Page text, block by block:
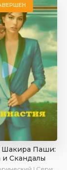
Шакира Паши:
и Скандалы